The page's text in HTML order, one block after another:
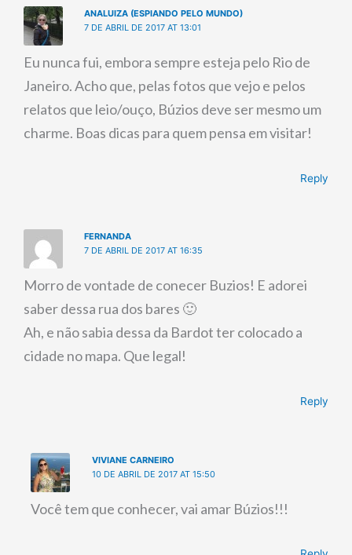
ANALUIZA (ESPIANDO PELO MUNDO)
7 DE ABRIL DE 2017 AT 13:01
Eu nunca fui, embora sempre esteja pelo Rio de
Janeiro. Acho que, pelas fotos que vejo e pelos
relatos que leio/ouço, Búzios deve ser mesmo um
charme. Boas dicas para quem pensa em visitar!
Reply
FERNANDA
7 DE ABRIL DE 2017 AT 16:35
Morro de vontade de conecer Buzios! E adorei
saber dessa rua dos bares 🙂
Ah, e não sabia dessa da Bardot ter colocado a
cidade no mapa. Que legal!
Reply
VIVIANE CARNEIRO
10 DE ABRIL DE 2017 AT 15:50
Você tem que conhecer, vai amar Búzios!!!